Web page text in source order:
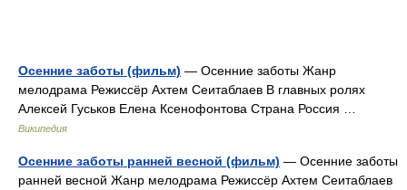
Осенние заботы (фильм) — Осенние заботы Жанр
мелодрама Режиссёр Ахтем Сеитаблаев В главных ролях
Алексей Гуськов Елена Ксенофонтова Страна Россия …
Википедия
Осенние заботы ранней весной (фильм) — Осенние заботы
ранней весной Жанр мелодрама Режиссёр Ахтем Сеитаблаев